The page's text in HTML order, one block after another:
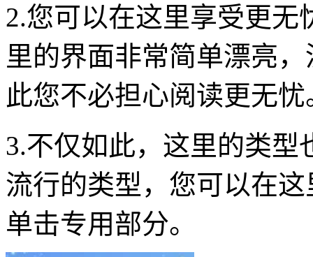
2.您可以在这里享受更
里的界面非常简单漂亮
此您不必担心阅读更无忧
3.不仅如此，这里的类
流行的类型，您可以在
单击专用部分。